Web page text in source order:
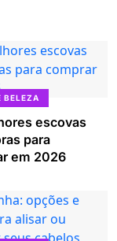
BELEZA
escovas
para
em 2026